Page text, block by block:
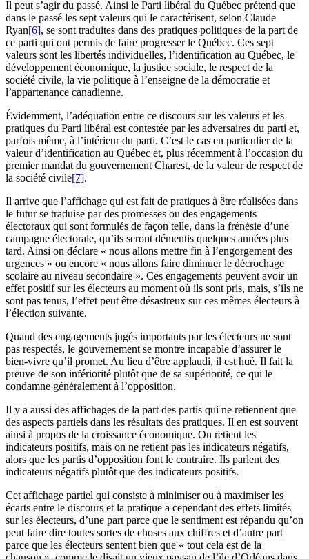
Il peut s’agir du passé. Ainsi le Parti libéral du Québec prétend que
dans le passé les sept valeurs qui le caractérisent, selon Claude
Ryan[6], se sont traduites dans des pratiques politiques de la part de
ce parti qui ont permis de faire progresser le Québec. Ces sept
valeurs sont les libertés individuelles, l’identification au Québec, le
développement économique, la justice sociale, le respect de la
société civile, la vie politique à l’enseigne de la démocratie et
l’appartenance canadienne.
Évidemment, l’adéquation entre ce discours sur les valeurs et les
pratiques du Parti libéral est contestée par les adversaires du parti et,
parfois même, à l’intérieur du parti. C’est le cas en particulier de la
valeur d’identification au Québec et, plus récemment à l’occasion du
premier mandat du gouvernement Charest, de la valeur de respect de
la société civile[7].
Il arrive que l’affichage qui est fait de pratiques à être réalisées dans
le futur se traduise par des promesses ou des engagements
électoraux qui sont formulés de façon telle, dans la frénésie d’une
campagne électorale, qu’ils seront démentis quelques années plus
tard. Ainsi on déclare « nous allons mettre fin à l’engorgement des
urgences » ou encore « nous allons faire diminuer le décrochage
scolaire au niveau secondaire ». Ces engagements peuvent avoir un
effet positif sur les électeurs au moment où ils sont pris, mais, s’ils ne
sont pas tenus, l’effet peut être désastreux sur ces mêmes électeurs à
l’élection suivante.
Quand des engagements jugés importants par les électeurs ne sont
pas respectés, le gouvernement se montre incapable d’assurer le
bien-vivre qu’il promet. Au lieu d’être applaudi, il est hué. Il fait la
preuve de son infériorité plutôt que de sa supériorité, ce qui le
condamne généralement à l’opposition.
Il y a aussi des affichages de la part des partis qui ne retiennent que
des aspects partiels dans les résultats des pratiques. Il en est souvent
ainsi à propos de la croissance économique. On retient les
indicateurs positifs, mais on ne retient pas les indicateurs négatifs,
alors que les partis d’opposition font le contraire. Ils parlent des
indicateurs négatifs plutôt que des indicateurs positifs.
Cet affichage partiel qui consiste à minimiser ou à maximiser les
écarts entre le discours et la pratique a cependant des effets limités
sur les électeurs, d’une part parce que le sentiment est répandu qu’on
peut faire dire toutes sortes de choses aux chiffres et d’autre part
parce que les électeurs sentent bien que « tout cela est de la